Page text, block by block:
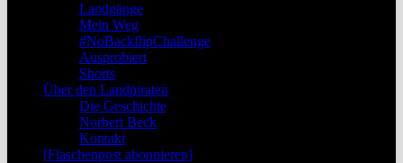
Landgänge
Mein Weg
#NoBackflipChallenge
Ausprobiert
Shorts
Über den Landpiraten
Die Geschichte
Norbert Beck
Kontakt
[Flaschenpost abonnieren]